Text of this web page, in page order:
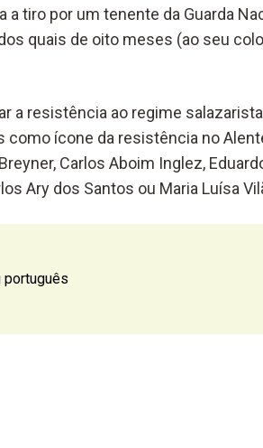
tiro por um tenente da Guarda
quais de oito meses (ao seu
a resistência ao regime
ícone da resistência no
Carlos Aboim Inglez,
Ary dos Santos ou Maria Luísa
português